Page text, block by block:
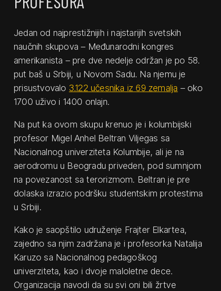
Jedan od najprestižnijih i najstarijih svetskih
naučnih skupova – Međunarodni kongres
amerikanista – pre dve nedelje održan je po 58.
put baš u Srbiji, u Novom Sadu. Na njemu je
prisustvovalo 3.122 učesnika iz 69 zemalja – oko
1700 uživo i 1400 onlajn.
Na put ka ovom skupu krenuo je i kolumbijski
profesor Migel Anhel Beltran Viljegas sa
Nacionalnog univerziteta Kolumbije, ali je na
aerodromu u Beogradu priveden, pod sumnjom
na povezanost sa terorizmom. Beltran je pre
dolaska izrazio podršku studentskim protestima
u Srbiji.
Kako je saopštilo udruženje Frajter Elkartea,
zajedno sa njim zadržana je i profesorka Natalija
Karuzo sa Nacionalnog pedagoškog
univerziteta, kao i dvoje maloletne dece.
Organizacija navodi da su svi oni bili žrtve